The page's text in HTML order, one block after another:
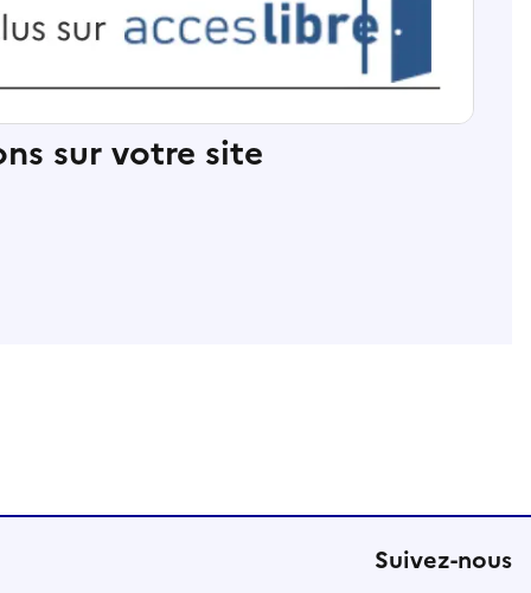
sur votre site
Suivez-nous